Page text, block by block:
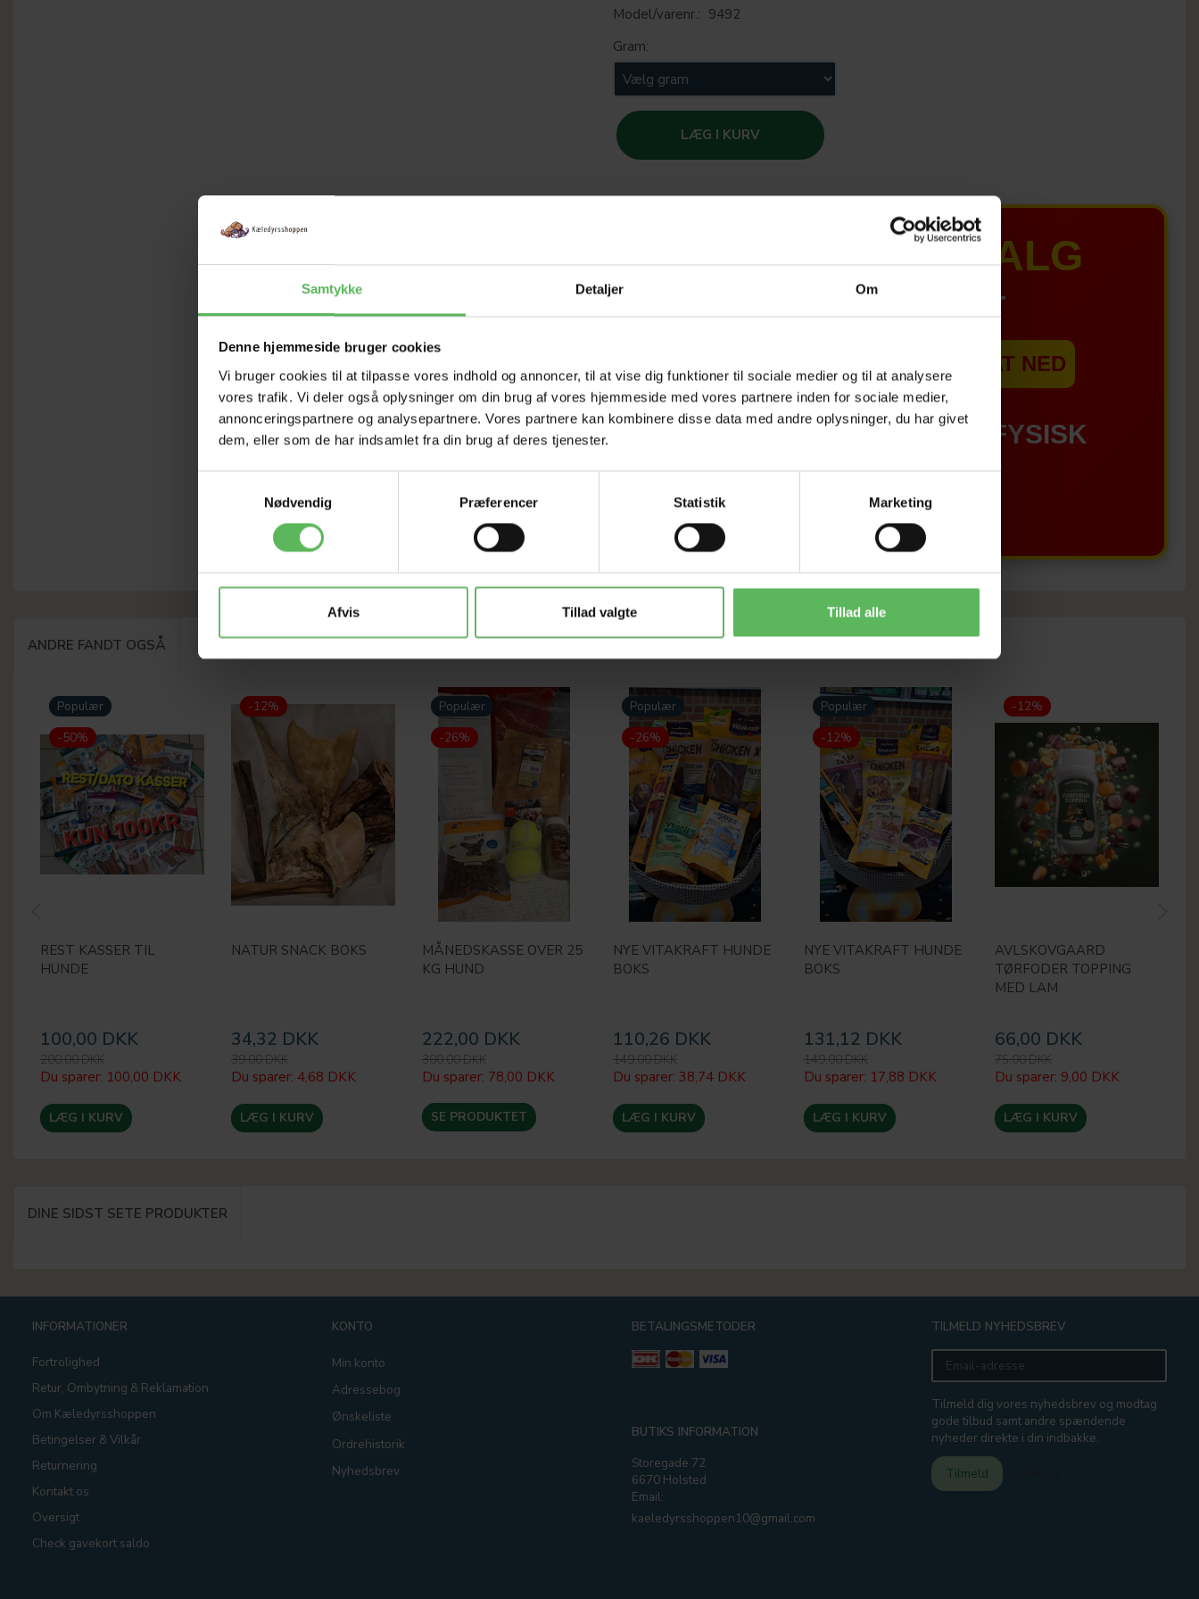
Samtykke Detaljer Om
Denne hjemmeside bruger cookies
Vi bruger cookies til at tilpasse vores indhold og annoncer, til at vise dig funktioner til sociale medier og til at analysere
vores trafik. Vi deler også oplysninger om din brug af vores hjemmeside med vores partnere inden for sociale medier,
annonceringspartnere og analysepartnere. Vores partnere kan kombinere disse data med andre oplysninger, du har givet
dem, eller som de har indsamlet fra din brug af deres tjenester.
Nødvendig
Præferencer Statistik Marketing
Afvis Tillad valgte Tillad alle
Model/varenr.: 9492
Gram:
LÆG I KURV
SOMMER UDSALG
TIL D. 8 AUGUST
HELE WEBSHOPPEN ER SAT NED
Tilbud GÆLDER IKKE I FYSISK
ANDRE FANDT OGSÅ
Populær
-50%
REST KASSER TIL
HUNDE
100,00 DKK
200,00 DKK
Du sparer: 100,00 DKK
LÆG I KURV
-12%
NATUR SNACK BOKS
34,32 DKK
39,00 DKK
Du sparer: 4,68 DKK
LÆG I KURV
Populær
-26%
MÅNEDSKASSE OVER 25
KG HUND
222,00 DKK
300,00 DKK
Du sparer: 78,00 DKK
SE PRODUKTET
Populær
-26%
NYE VITAKRAFT HUNDE
BOKS
110,26 DKK
149,00 DKK
Du sparer: 38,74 DKK
LÆG I KURV
Populær
-12%
NYE VITAKRAFT HUNDE
BOKS
131,12 DKK
149,00 DKK
Du sparer: 17,88 DKK
LÆG I KURV
-12%
AVLSKOVGAARD
TØRFODER TOPPING
MED LAM
66,00 DKK
75,00 DKK
Du sparer: 9,00 DKK
LÆG I KURV
DINE SIDST SETE PRODUKTER
INFORMATIONER
Fortrolighed
Retur, Ombytning & Reklamation
Om Kæledyrsshoppen
Betingelser & Vilkår
Returnering
Kontakt os
Oversigt
Check gavekort saldo
KONTO
Min konto
Adressebog
Ønskeliste
Ordrehistorik
Nyhedsbrev
BETALINGSMETODER
BUTIKS INFORMATION
Storegade 72
6670 Holsted
Email:
kaeledyrsshoppen10@gmail.com
TILMELD NYHEDSBREV
Email-
adresse
Tilmeld dig vores nyhedsbrev og modtag
gode tilbud samt andre spændende
nyheder direkte i din indbakke.
Tilmeld